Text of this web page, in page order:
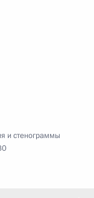
и стенограммы